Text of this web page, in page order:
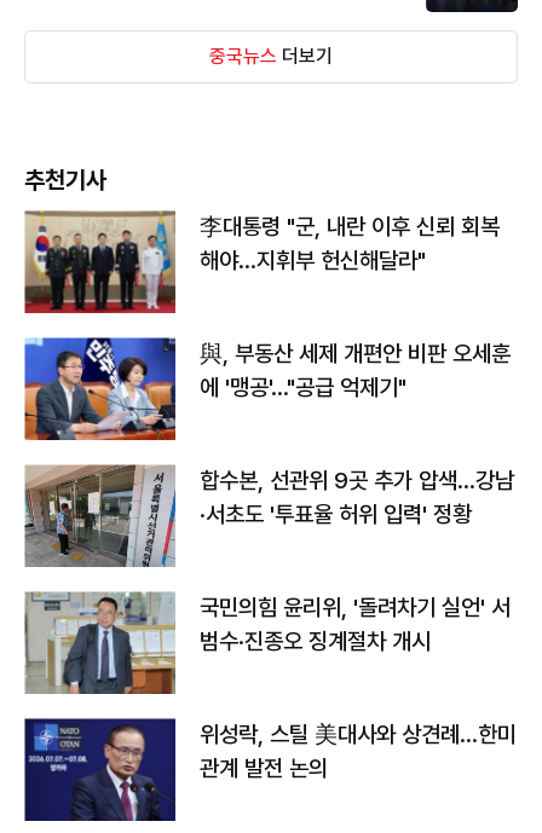
중국뉴스 더보기
추천기사
李대통령 "군, 내란 이후 신뢰 회복
해야…지휘부 헌신해달라"
與, 부동산 세제 개편안 비판 오세훈
에 '맹공'…"공급 억제기"
합수본, 선관위 9곳 추가 압색…강남
·서초도 '투표율 허위 입력' 정황
국민의힘 윤리위, '돌려차기 실언' 서
범수·진종오 징계절차 개시
위성락, 스틸 美대사와 상견례…한미
관계 발전 논의